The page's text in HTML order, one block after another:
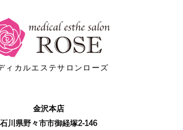
ィカルエステサロンローズ
金沢本店
石川県野々市市御経塚2-146